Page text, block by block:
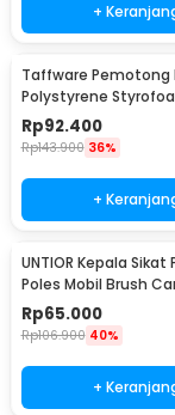
+
Taffware Pemotong
Polystyrene
15W 405mm - CT25
Rp92.400
Rp143.900 36%
+
UNTIOR Kepala
Poles Mobil Brush
Kit 9 PCS - DB009
Rp65.000
Rp106.900 40%
+